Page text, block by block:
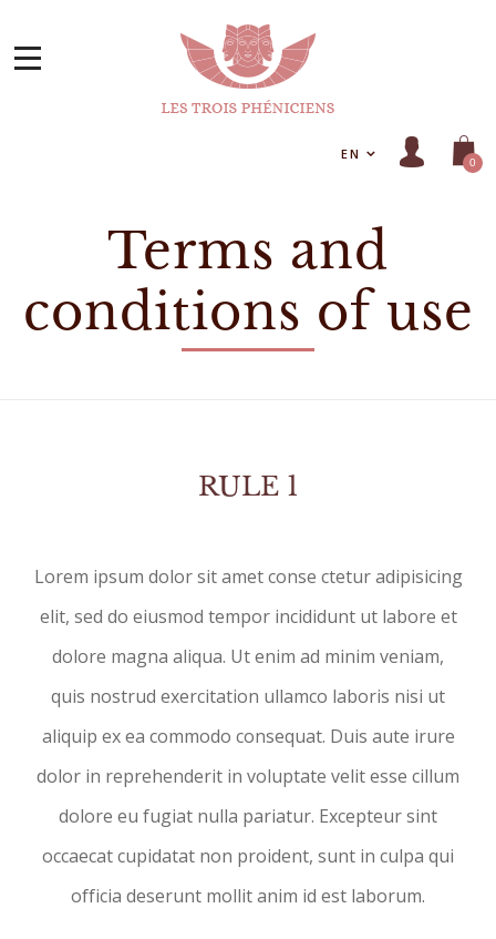
0
EN
Terms and
conditions of use
RULE 1
Lorem ipsum dolor sit amet conse ctetur adipisicing
elit, sed do eiusmod tempor incididunt ut labore et
dolore magna aliqua. Ut enim ad minim veniam,
quis nostrud exercitation ullamco laboris nisi ut
aliquip ex ea commodo consequat. Duis aute irure
dolor in reprehenderit in voluptate velit esse cillum
dolore eu fugiat nulla pariatur. Excepteur sint
occaecat cupidatat non proident, sunt in culpa qui
officia deserunt mollit anim id est laborum.